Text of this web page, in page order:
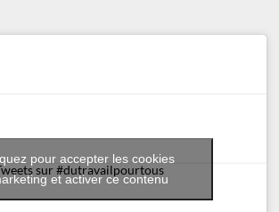
sur #dutravailpourtous
pour accepter les cookies
et activer ce contenu